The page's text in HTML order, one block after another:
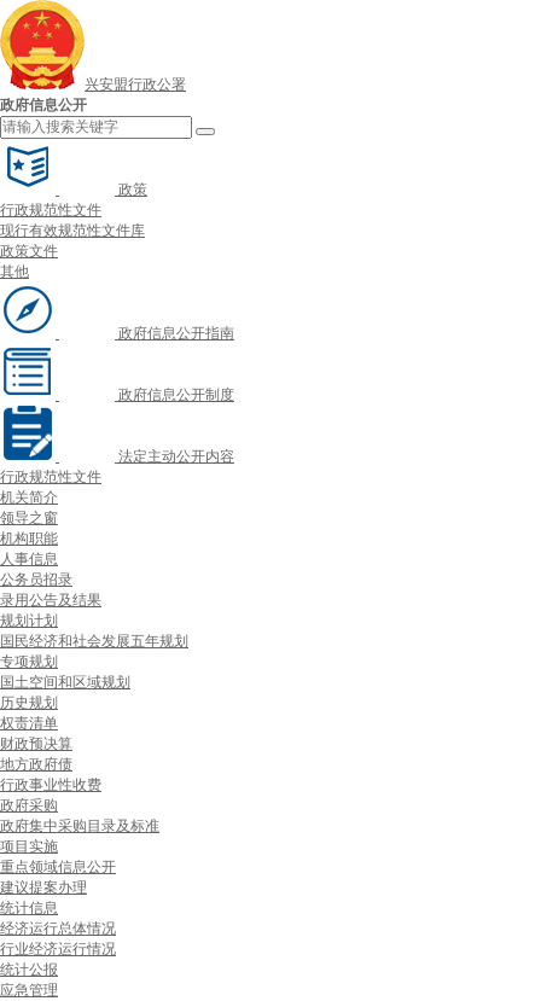
兴安盟行政公署
政府信息公开
政策
行政规范性文件
现行有效规范性文件库
政策文件
其他
政府信息公开指南
政府信息公开制度
法定主动公开内容
行政规范性文件
机关简介
领导之窗
机构职能
人事信息
公务员招录
录用公告及结果
规划计划
国民经济和社会发展五年规划
专项规划
国土空间和区域规划
历史规划
权责清单
财政预决算
地方政府债
行政事业性收费
政府采购
政府集中采购目录及标准
项目实施
重点领域信息公开
建议提案办理
统计信息
经济运行总体情况
行业经济运行情况
统计公报
应急管理